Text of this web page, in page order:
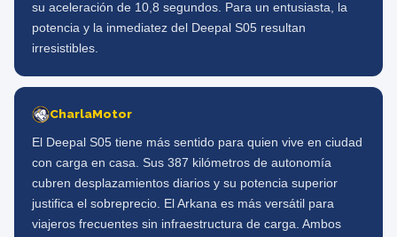
su aceleración de 10,8 segundos. Para un entusiasta, la
potencia y la inmediatez del Deepal S05 resultan
irresistibles.
CharlaMotor
El Deepal S05 tiene más sentido para quien vive en ciudad
con carga en casa. Sus 387 kilómetros de autonomía
cubren desplazamientos diarios y su potencia superior
justifica el sobreprecio. El Arkana es más versátil para
viajeros frecuentes sin infraestructura de carga. Ambos